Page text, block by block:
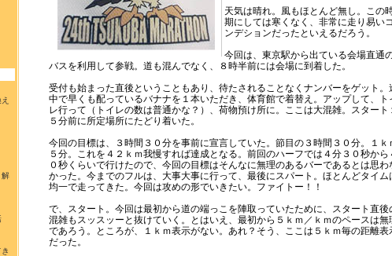
解
天気は晴れ。風もほとんど無し。この
期にしては寒くなく、非常に走り易いコ
ンデションだったといえるだろう。
今回は、東京駅から出ている会場直通
バスを利用して参戦。道も混んでなく、８時半前には会場に到着した。
受付も始まった直後ということもあり、待たされることなくナンバーをゲット。
中で早くも配っているバナナを１本いただき、体育館で着替え。アップして、ト
レ行って（トイレの数は普通かな？）、荷物預け所に。ここは大混雑。スタート
５分前に所定場所にたどり着いた。
今回の目標は、３時間３０分を事前に宣言していた。節目の３時間３０分。１ｋ
５分。これを４２ｋｍ我慢すれば達成となる。前回のハーフでは４分３０秒から
０秒くらいで行けたので、今回の目標はそんなに無理のあるバーであるとは思わ
かった。今までのフルは、大事大事に行って、最後にスパート。ほとんどタイム
均一で走ってきた。今回は攻めの形でいきたい。ファイトー！！
で、スタート。今回は最初から道の端っこを陣取っていたために、スタート直後
混雑もスッスッーと抜けていく。とはいえ、最初から５ｋｍ／ｋｍのペースは無
であろう。ところが、１ｋｍ表示がない。あれ？そう、ここは５ｋｍ毎の距離表
だった。